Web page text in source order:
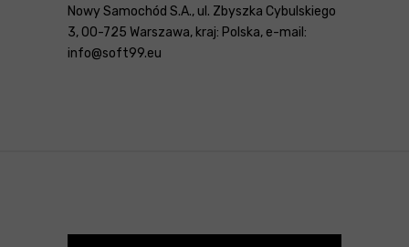
Nowy Samochód S.A., ul. Zbyszka Cybulskiego
3, 00-725 Warszawa, kraj: Polska, e-mail:
info@soft99.eu